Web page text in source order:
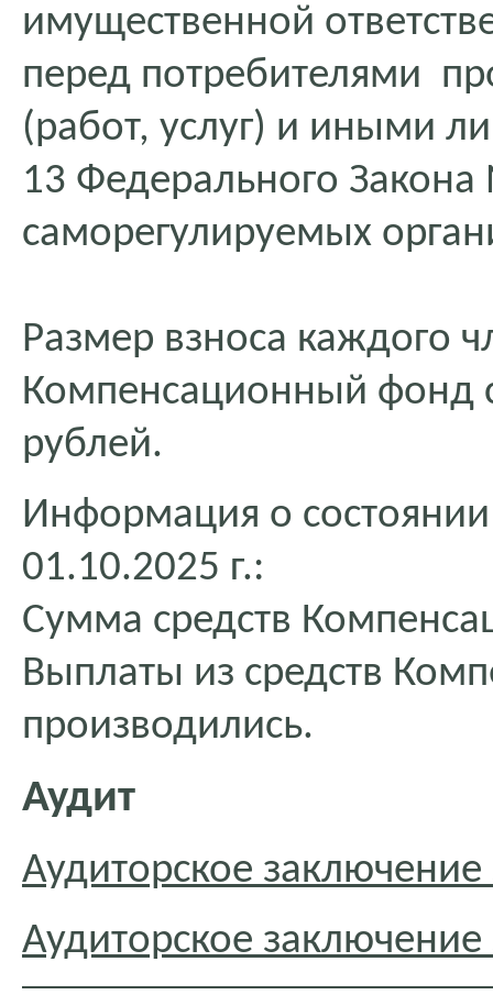
имущественной
перед потребителями
(работ, услуг) и иными
13 Федерального
саморегулируемых
Размер взноса каждого
Компенсационный фонд
рублей.
Информация о
01.10.2025 г.:
Сумма средств
Выплаты из средств
производились.
Аудит
Аудиторское заключение
Аудиторское заключение